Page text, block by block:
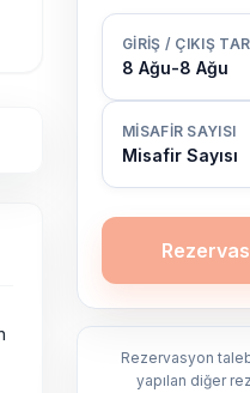
GIRIŞ / ÇIKIŞ
8 Ağu-8 Ağu
MISAFIR SAYISI
Misafir Sayısı
Rezervasyon
yapılan diğer